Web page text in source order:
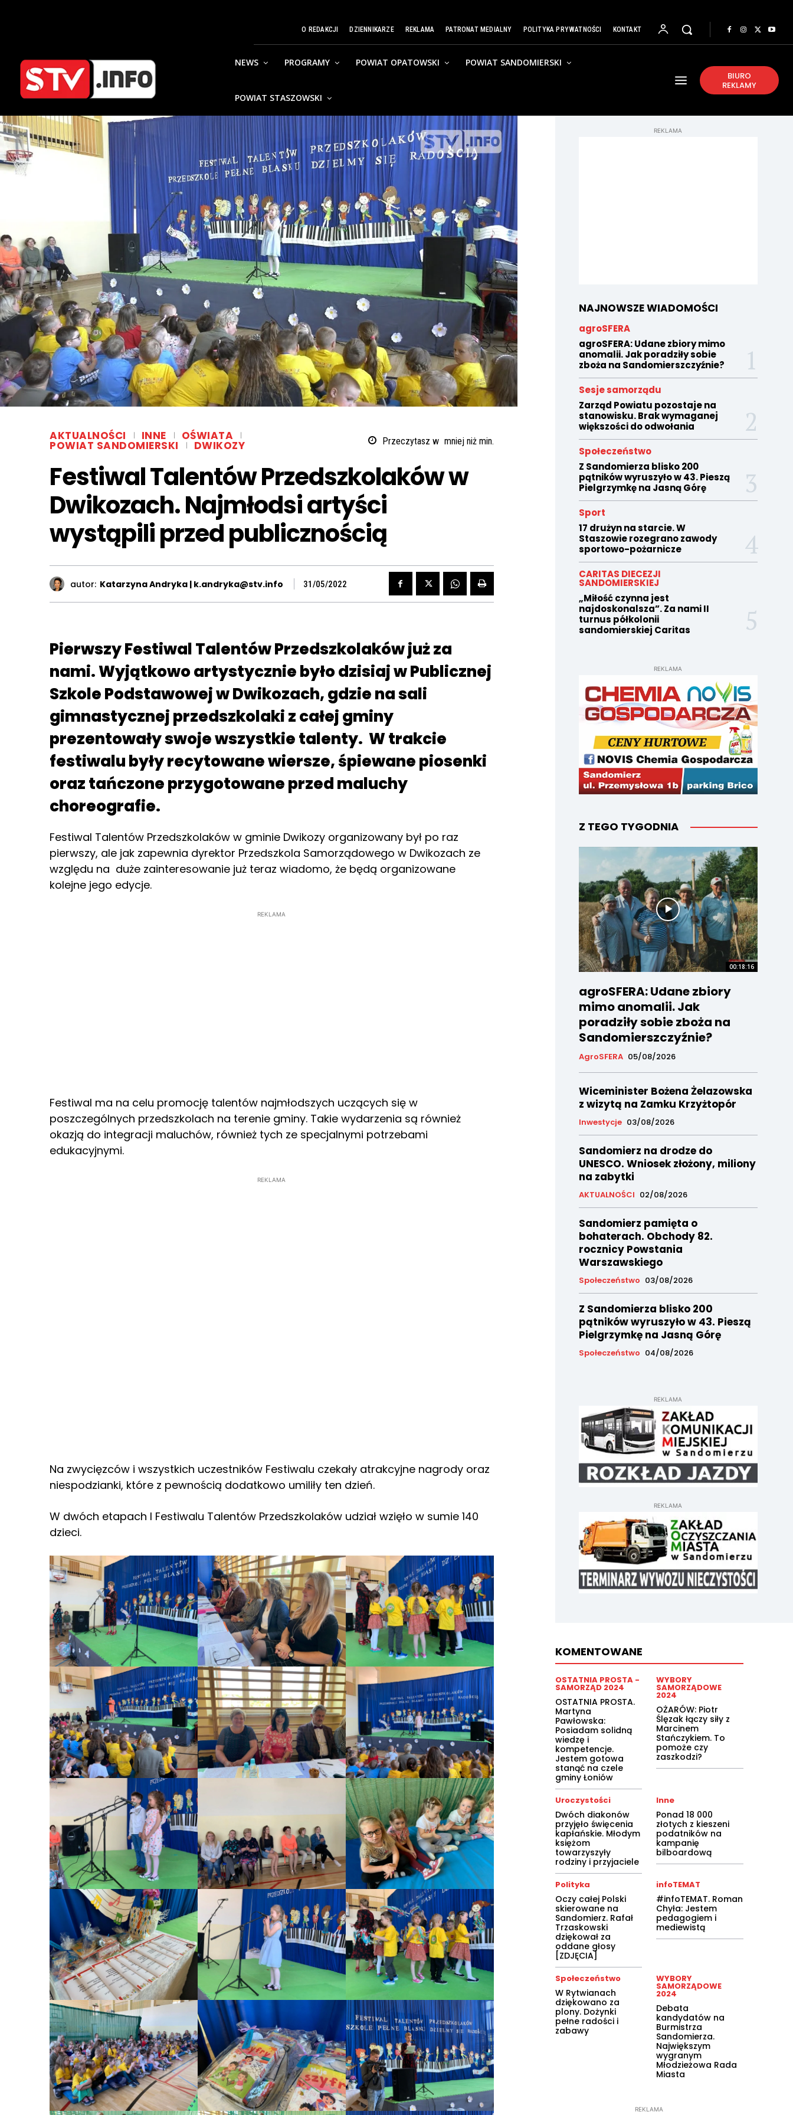
O REDAKCJI DZIENNIKARZE REKLAMA PATRONAT MEDIALNY POLITYKA PRYWATNOŚCI KONTAKT
NEWS PROGRAMY POWIAT OPATOWSKI POWIAT SANDOMIERSKI
POWIAT STASZOWSKI
BIURO
REKLAMY
AKTUALNOŚCI INNE OŚWIATA
POWIAT SANDOMIERSKI DWIKOZY Przeczytasz w mniej niżmin.
Festiwal Talentów Przedszkolaków w
Dwikozach. Najmłodsi artyści
wystąpili przed publicznością
autor: Katarzyna Andryka | k.andryka@stv.info 31/05/2022
Pierwszy Festiwal Talentów Przedszkolaków już za
nami. Wyjątkowo artystycznie było dzisiaj w Publicznej
Szkole Podstawowej w Dwikozach, gdzie na sali
gimnastycznej przedszkolaki z całej gminy
prezentowały swoje wszystkie talenty. W trakcie
festiwalu były recytowane wiersze, śpiewane piosenki
oraz tańczone przygotowane przed maluchy
choreografie.
Festiwal Talentów Przedszkolaków w gminie Dwikozy organizowany był po raz
pierwszy, ale jak zapewnia dyrektor Przedszkola Samorządowego w Dwikozach ze
względu na duże zainteresowanie już teraz wiadomo, że będą organizowane
kolejne jego edycje.
REKLAMA
Festiwal ma na celu promocję talentów najmłodszych uczących się w
poszczególnych przedszkolach na terenie gminy. Takie wydarzenia są również
okazją do integracji maluchów, również tych ze specjalnymi potrzebami
edukacyjnymi.
REKLAMA
Na zwycięzców i wszystkich uczestników Festiwalu czekały atrakcyjne nagrody oraz
niespodzianki, które z pewnością dodatkowo umiliły ten dzień.
W dwóch etapach I Festiwalu Talentów Przedszkolaków udział wzięło w sumie 140
dzieci.
REKLAMA
NAJNOWSZE WIADOMOŚCI
agroSFERA
agroSFERA: Udane zbiory mimo
anomalii. Jak poradziły sobie
zboża na Sandomierszczyźnie?
Sesje samorządu
Zarząd Powiatu pozostaje na
stanowisku. Brak wymaganej
większości do odwołania
Społeczeństwo
Z Sandomierza blisko 200
pątników wyruszyło w 43. Pieszą
Pielgrzymkę na Jasną Górę
Sport
17 drużyn na starcie. W
Staszowie rozegrano zawody
sportowo-pożarnicze
CARITAS DIECEZJI
SANDOMIERSKIEJ
„Miłość czynna jest
najdoskonalsza”. Za nami II
turnus półkolonii
sandomierskiej Caritas
REKLAMA
Z TEGO TYGODNIA
00:18:16
agroSFERA: Udane zbiory
mimo anomalii. Jak
poradziły sobie zboża na
Sandomierszczyźnie?
AgroSFERA 05/08/2026
Wiceminister Bożena Żelazowska
z wizytą na Zamku Krzyżtopór
Inwestycje 03/08/2026
Sandomierz na drodze do
UNESCO. Wniosek złożony, miliony
na zabytki
AKTUALNOŚCI 02/08/2026
Sandomierz pamięta o
bohaterach. Obchody 82.
rocznicy Powstania
Warszawskiego
Społeczeństwo 03/08/2026
Z Sandomierza blisko 200
pątników wyruszyło w 43. Pieszą
Pielgrzymkę na Jasną Górę
Społeczeństwo 04/08/2026
REKLAMA
REKLAMA
KOMENTOWANE
OSTATNIA PROSTA -
SAMORZĄD 2024
OSTATNIA PROSTA.
Martyna
Pawłowska:
Posiadam solidną
wiedzę i
kompetencje.
Jestem gotowa
stanąć na czele
gminy Łoniów
WYBORY
SAMORZĄDOWE
2024
OŻARÓW: Piotr
Ślęzak łączy siły z
Marcinem
Stańczykiem. To
pomoże czy
zaszkodzi?
Uroczystości
Dwóch diakonów
przyjęło święcenia
kapłańskie. Młodym
księżom
towarzyszyły
rodziny i przyjaciele
Inne
Ponad 18 000
złotych z kieszeni
podatników na
kampanię
bilboardową
Polityka
Oczy całej Polski
skierowane na
Sandomierz. Rafał
Trzaskowski
dziękował za
oddane głosy
[ZDJĘCIA]
infoTEMAT
#infoTEMAT. Roman
Chyła: Jestem
pedagogiem i
mediewistą
Społeczeństwo
W Rytwianach
dziękowano za
plony. Dożynki
pełne radości i
zabawy
WYBORY
SAMORZĄDOWE
2024
Debata
kandydatów na
Burmistrza
Sandomierza.
Największym
wygranym
Młodzieżowa Rada
Miasta
REKLAMA